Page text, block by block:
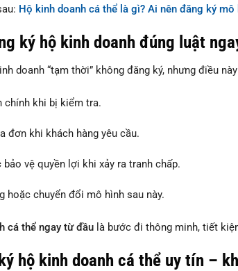
Hộ kinh doanh cá thể là gì? Ai nên đăng ký mô
ký hộ kinh doanh đúng luật
doanh “tạm thời” không đăng ký, nhưng điều
chính khi bị kiểm tra.
đơn khi khách hàng yêu cầu.
bảo vệ quyền lợi khi xảy ra tranh chấp.
hoặc chuyển đổi mô hình sau này.
cá thể ngay từ đầu là bước đi thông minh, tiết
hộ kinh doanh cá thể uy tín –